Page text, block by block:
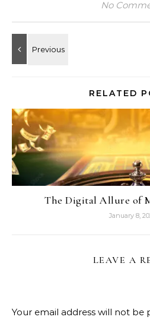
No
RELATED
The Digital Allure of
January 8,
LEAVE A
Your email address will not be